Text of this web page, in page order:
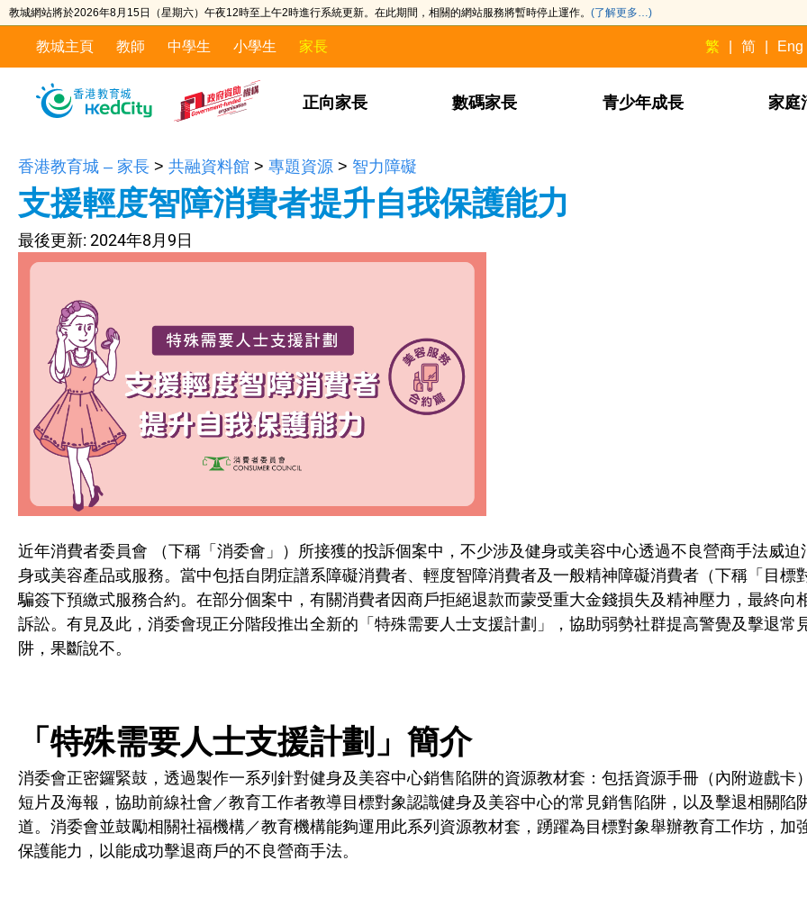
教城網站將於2026年8月15日（星期六）午夜12時至上午2時進行系統更新。在此期間，相關的網站服務將暫時停止運作。 (了解更多…)
教城主頁 教師 中學生 小學生 家長 繁 简 Eng
正向家長 數碼家長 青少年成長 家庭
香港教育城 – 家長 > 共融資料館 > 專題資源 > 智力障礙
支援輕度智障消費者提升自我保護能力
最後更新: 2024年8月9日
近年消費者委員會 （下稱「消委會」）所接獲的投訴個案中，不少涉及健身或美容中心透過不良營商手法威迫
身或美容產品或服務。當中包括自閉症譜系障礙消費者、輕度智障消費者及一般精神障礙消費者（下稱「目標
騙簽下預繳式服務合約。在部分個案中，有關消費者因商戶拒絕退款而蒙受重大金錢損失及精神壓力，最終向
訴訟。有見及此，消委會現正分階段推出全新的「特殊需要人士支援計劃」，協助弱勢社群提高警覺及擊退常
阱，果斷說不。
「特殊需要人士支援計劃」簡介
消委會正密鑼緊鼓，透過製作一系列針對健身及美容中心銷售陷阱的資源教材套：包括資源手冊（內附遊戲卡
短片及海報，協助前線社會／教育工作者教導目標對象認識健身及美容中心的常見銷售陷阱，以及擊退相關陷
道。消委會並鼓勵相關社福機構／教育機構能夠運用此系列資源教材套，踴躍為目標對象舉辦教育工作坊，加
保護能力，以能成功擊退商戶的不良營商手法。